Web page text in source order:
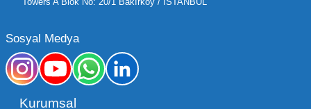
Mega Oyuncak olarak sunduğumuz geniş ürün
yelpazesiyle, işletmenizin ihtiyacı olan tüm
kategorilerde profesyonel çözümler üretiyoruz.
Sosyal Medya
Kurumsal